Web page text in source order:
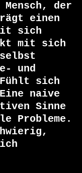
der
einen
sich
mit sich
und
sich
naive
Sinne
Probleme.